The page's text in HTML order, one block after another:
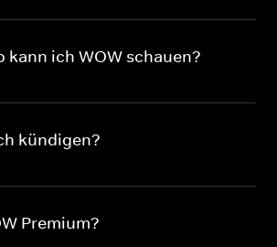
kann ich WOW schauen?
kündigen?
Premium?